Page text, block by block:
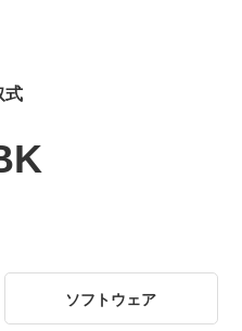
式
ソフトウェア